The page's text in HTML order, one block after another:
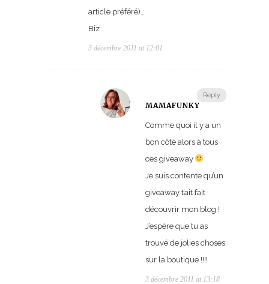
article préféré)…
Biz
3 décembre 2011 at 12:01
Reply
MAMAFUNKY
Comme quoi il y a un
bon côté alors à tous
ces giveaway
Je suis contente qu’un
giveaway t’ait fait
découvrir mon blog !
J’espère que tu as
trouvé de jolies choses
sur la boutique !!!!
3 décembre 2011 at 13:18